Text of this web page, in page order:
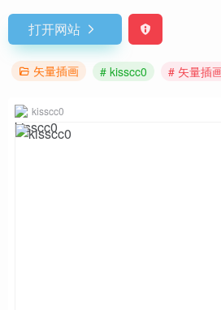
打开网站
矢量插画 # kisscc0 # 矢量插
kisscc0